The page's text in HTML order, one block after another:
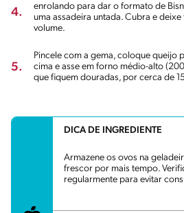
4.
enrolando para dar o formato de
uma assadeira untada. Cubra e
volume.
5.
Pincele com a gema, coloque queijo
cima e asse em forno médio-alto
que fiquem douradas, por cerca de
DICA DE INGREDIENTE
Armazene os ovos na
frescor por mais tempo.
regularmente para evitar